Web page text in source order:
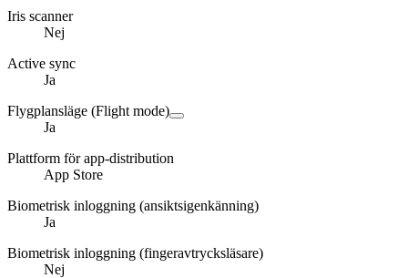
Iris scanner
Nej
Active sync
Ja
Flygplansläge (Flight mode)
Ja
Plattform för app-distribution
App Store
Biometrisk inloggning (ansiktsigenkänning)
Ja
Biometrisk inloggning (fingeravtrycksläsare)
Nej